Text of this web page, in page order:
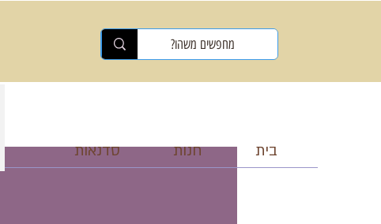
בית חנות סדנאות